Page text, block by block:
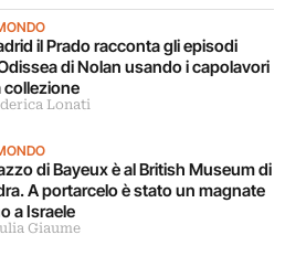
il Prado racconta gli episodi
di Nolan usando i capolavori
collezione
Lonati
di Bayeux è al British Museum di
A portarcelo è stato un magnate
a Israele
Giaume